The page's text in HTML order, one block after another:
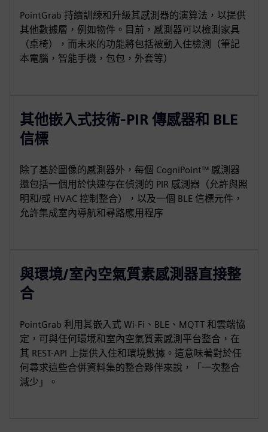
PointGrab 持續訓練和升級其感測器的演算法，以提供
其他數據層，例如物件。目前，感測器可以檢測家具
（桌椅），而未來的功能將包括被動入住檢測（筆記
本電腦，智能手機，包包，外套等）
其他嵌入式技術-PIR 傳感器和 BLE
信標
除了基於圖像的感測器外，每個 CogniPoint™ 感測器
還包括一個用於快速存在偵測的 PIR 感測器（允許與照
明和/或 HVAC 控制整合），以及一個 BLE 信標元件，
允許集成室內導航和尋路應用程序
與環境/室內空氣質素感測器直接整
合
PointGrab 利用其嵌入式 Wi-Fi、BLE、MQTT 和雲端協
定，可與任何環境和室內空氣質素感測平台整合，在
其 REST-API 上提供入住和環境數據。這意味著對於任
何尋求這些合併資料集的整合夥伴來說，「一次整合
減少」。